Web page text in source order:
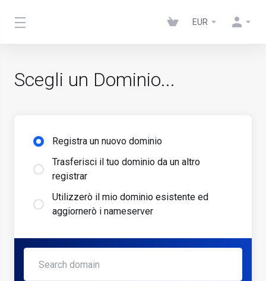
EUR
Scegli un Dominio...
Registra un nuovo dominio
Trasferisci il tuo dominio da un altro
registrar
Utilizzerò il mio dominio esistente ed
aggiornerò i nameserver